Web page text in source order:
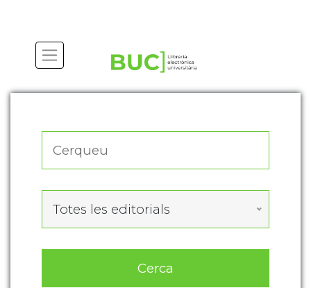
Totes les editorials
Cerca